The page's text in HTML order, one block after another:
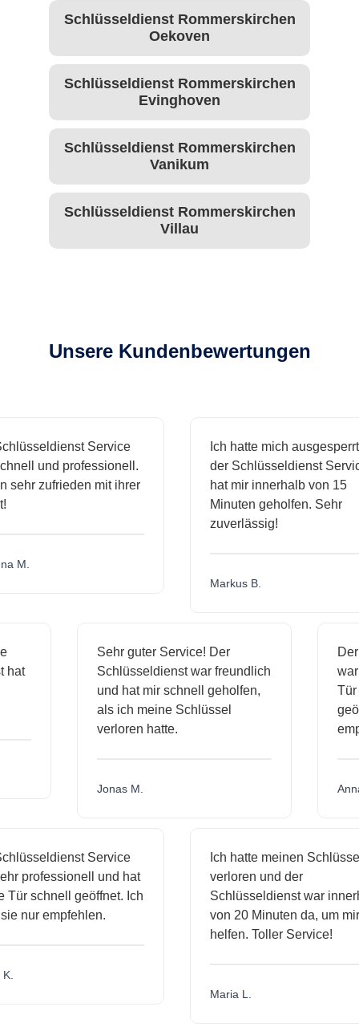
Schlüsseldienst Rommerskirchen
Oekoven
Schlüsseldienst Rommerskirchen
Evinghoven
Schlüsseldienst Rommerskirchen
Vanikum
Schlüsseldienst Rommerskirchen
Villau
Unsere Kundenbewertungen
Service
und professionell.
zufrieden mit ihrer
M.
Ich hatte mich ausgesperrt
der Schlüsseldienst Service
hat mir innerhalb von 15
Minuten geholfen. Sehr
zuverlässig!
Markus B.
hat
Sehr guter Service! Der
Schlüsseldienst war freundlich
und hat mir schnell geholfen,
als ich meine Schlüssel
verloren hatte.
Jonas M.
Service
professionell und hat
schnell geöffnet. Ich
nur empfehlen.
Ich hatte meinen Schlüssel
verloren und der
Schlüsseldienst war
von 20 Minuten da, um mir
helfen. Toller Service!
Maria L.